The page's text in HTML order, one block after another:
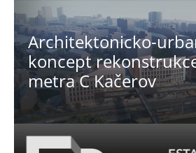
Architektonicko-
koncept
metra C Kačerov